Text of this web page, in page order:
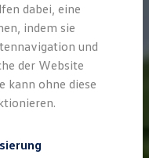
dabei, eine
indem sie
und
der Website
kann ohne diese